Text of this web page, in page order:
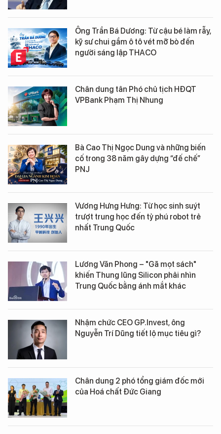
Ông Trần Bá Dương: Từ cậu bé làm rẫy,
kỹ sư chui gầm ô tô vét mỡ bò đến
người sáng lập THACO
Chân dung tân Phó chủ tịch HĐQT
VPBank Phạm Thị Nhung
Bà Cao Thị Ngọc Dung và những biến
cố trong 38 năm gây dựng “đế chế”
PNJ
Vương Hưng Hưng: Từ học sinh suýt
trượt trung học đến tỷ phú robot trẻ
nhất Trung Quốc
Lương Văn Phong – "Gã mọt sách"
khiến Thung lũng Silicon phải nhìn
Trung Quốc bằng ánh mắt khác
Nhậm chức CEO GP.Invest, ông
Nguyễn Trí Dũng tiết lộ mục tiêu gì?
Chân dung 2 phó tổng giám đốc mới
của Hoá chất Đức Giang